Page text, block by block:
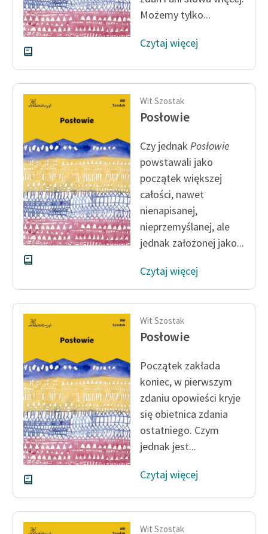
uczniów z
niepełnosprawnościami
Feministyczne inspiracje.
Popularyzacja
skandynawskiej literatury
feministycznej
Ręce pełne poezji
Kolekcje edukacyjne
twórców przechodzących
do domeny publicznej,
lektur szkolnych oraz
Starego Testamentu
Odkurzamy bohaterów
Lektur
O nas
Kontakt
Zespół
Zasady wykorzystania
Wolnych Lektur
Logotypy
Materiały promocyjne
Polityka prywatności
Regulamin biblioteki
Możemy tylko...
Czytaj więcej
Wit Szostak
Posłowie
Czy jednak Posłowie
powstawali jako
początek większej
całości, nawet
nienapisanej,
nieprzemyślanej, ale
jednak założonej jako...
Czytaj więcej
Wit Szostak
Posłowie
Początek zakłada
koniec, w pierwszym
zdaniu opowieści kryje
się obietnica zdania
ostatniego. Czym
jednak jest...
Czytaj więcej
Wit Szostak